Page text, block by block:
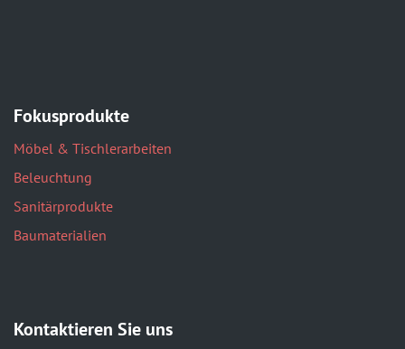
Fokusprodukte
Möbel & Tischlerarbeiten
Beleuchtung
Sanitärprodukte
Baumaterialien
Kontaktieren Sie uns